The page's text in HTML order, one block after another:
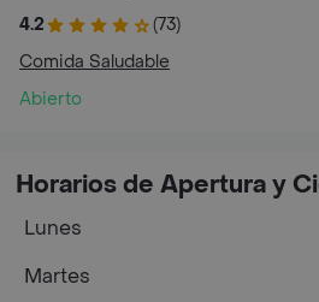
4.2
(73)
Comida Saludable
Abierto
Horarios de Apertura y
Lunes
Martes